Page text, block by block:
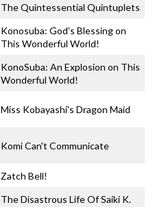
The Quintessential Quintuplets
Konosuba: God's Blessing on
This Wonderful World!
KonoSuba: An Explosion on This
Wonderful World!
Miss Kobayashi's Dragon Maid
Komi Can't Communicate
Zatch Bell!
The Disastrous Life Of Saiki K.